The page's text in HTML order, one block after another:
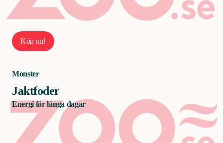
Köp nu!
Monster
Jaktfoder
Energi för långa dagar